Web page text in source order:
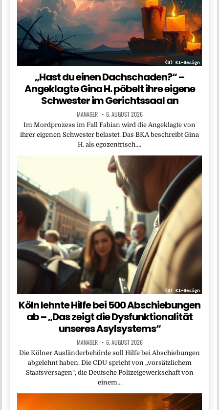
„Hast du einen Dachschaden?“ –
Angeklagte Gina H. pöbelt ihre eigene
Schwester im Gerichtssaal an
MANAGER 6. AUGUST 2026
Im Mordprozess im Fall Fabian wird die Angeklagte von
ihrer eigenen Schwester belastet. Das BKA beschreibt Gina
H. als egozentrisch….
Köln lehnte Hilfe bei 500 Abschiebungen
ab – „Das zeigt die Dysfunktionalität
unseres Asylsystems“
MANAGER 6. AUGUST 2026
Die Kölner Ausländerbehörde soll Hilfe bei Abschiebungen
abgelehnt haben. Die CDU spricht von „vorsätzlichem
Staatsversagen“, die Deutsche Polizeigewerkschaft von
einem…